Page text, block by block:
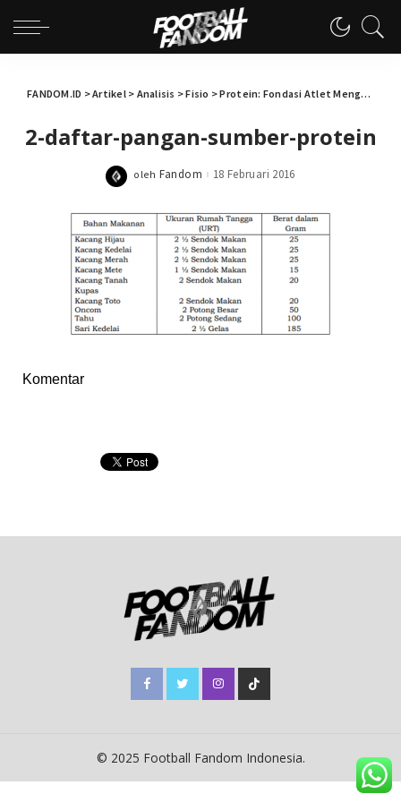
FANDOM.ID >Artikel> Analisis >Fisio >Protein: Fondasi Atlet Mengarungi Musim Kompetisi
2-daftar-pangan-sumber-protein
Posted
oleh Fandom 18 Februari 2016
Komentar
© 2025 Football Fandom Indonesia.